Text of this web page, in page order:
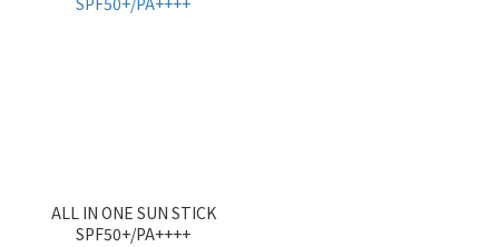
ALL IN ONE SUN STICK
SPF50+/PA++++